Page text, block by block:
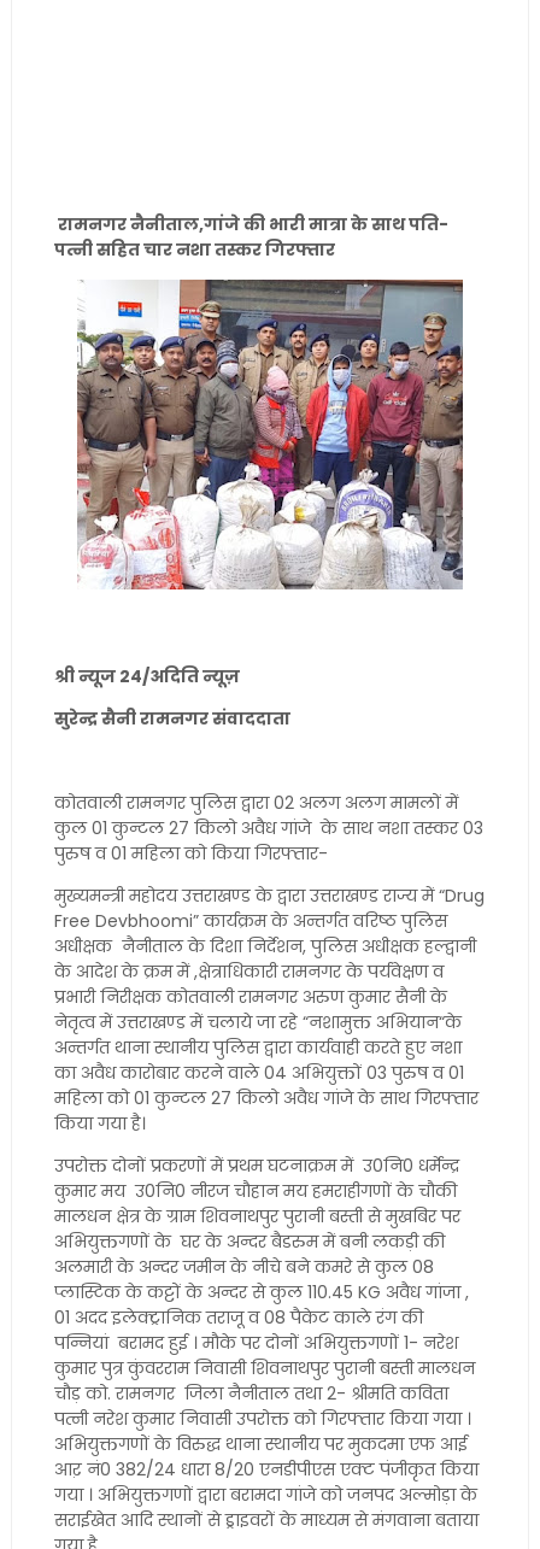
रामनगर नैनीताल,गांजे की भारी मात्रा के साथ पति-
पत्नी सहित चार नशा तस्कर गिरफ्तार
श्री न्यूज 24/अदिति न्यूज़
सुरेन्द्र सैनी रामनगर संवाददाता
कोतवाली रामनगर पुलिस द्वारा 02 अलग अलग मामलों में
कुल 01 कुन्टल 27 किलो अवैध गांजे के साथ नशा तस्कर 03
पुरुष व 01 महिला को किया गिरफ्तार-
मुख्यमन्त्री महोदय उत्तराखण्ड के द्वारा उत्तराखण्ड राज्य में “Drug
Free Devbhoomi” कार्यक्रम के अन्तर्गत वरिष्ठ पुलिस
अधीक्षक नैनीताल के दिशा निर्देशन, पुलिस अधीक्षक हल्द्वानी
के आदेश के क्रम में ,क्षेत्राधिकारी रामनगर के पर्यवेक्षण व
प्रभारी निरीक्षक कोतवाली रामनगर अरुण कुमार सैनी के
नेतृत्व में उत्तराखण्ड में चलाये जा रहे “नशामुक्त अभियान“के
अन्तर्गत थाना स्थानीय पुलिस द्वारा कार्यवाही करते हुए नशा
का अवैध कारोबार करने वाले 04 अभियुक्तों 03 पुरुष व 01
महिला को 01 कुन्टल 27 किलो अवैध गांजे के साथ गिरफ्तार
किया गया है।
उपरोक्त दोनों प्रकरणों में प्रथम घटनाक्रम में उ0नि0 धर्मेन्द्र
कुमार मय उ0नि0 नीरज चौहान मय हमराहीगणों के चौकी
मालधन क्षेत्र के ग्राम शिवनाथपुर पुरानी बस्ती से मुखबिर पर
अभियुक्तगणों के घर के अन्दर बैडरुम में बनी लकड़ी की
अलमारी के अन्दर जमीन के नीचे बने कमरे से कुल 08
प्लास्टिक के कट्टों के अन्दर से कुल 110.45 KG अवैध गांजा ,
01 अदद इलेक्ट्रानिक तराजू व 08 पैकेट काले रंग की
पन्नियां बरामद हुई । मौके पर दोनों अभियुक्तगणों 1- नरेश
कुमार पुत्र कुंवरराम निवासी शिवनाथपुर पुरानी बस्ती मालधन
चौड़ को. रामनगर जिला नैनीताल तथा 2- श्रीमति कविता
पत्नी नरेश कुमार निवासी उपरोक्त को गिरफ्तार किया गया ।
अभियुक्तगणों के विरुद्ध थाना स्थानीय पर मुकदमा एफ आई
आऱ नं0 382/24 धारा 8/20 एनडीपीएस एक्ट पंजीकृत किया
गया । अभियुक्तगणों द्वारा बरामदा गांजे को जनपद अल्मोड़ा के
सराईखेत आदि स्थानों से ड्राइवरों के माध्यम से मंगवाना बताया